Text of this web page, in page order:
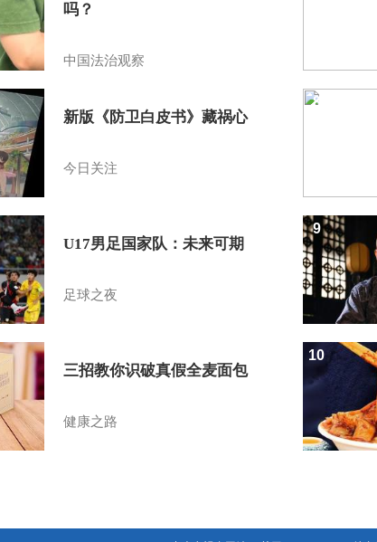
吗？
中国法治观察
新版《防卫白皮书》藏祸心
今日关注
U17男足国家队：未来可期
足球之夜
三招教你识破真假全麦面包
健康之路
8
9
10